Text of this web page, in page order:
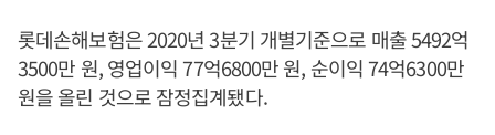
롯데손해보험은 2020년 3분기 개별기준으로 매출 5492억
3500만 원, 영업이익 77억6800만 원, 순이익 74억6300만
원을 올린 것으로 잠정집계됐다.